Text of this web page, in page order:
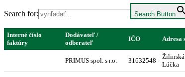
Search for: Search Button
Interné číslo
faktúry
Dodávateľ /
odberateľ
IČO Adresa
PRIMUS spol. s r.o. 31632548
Žilinská
Lúčka